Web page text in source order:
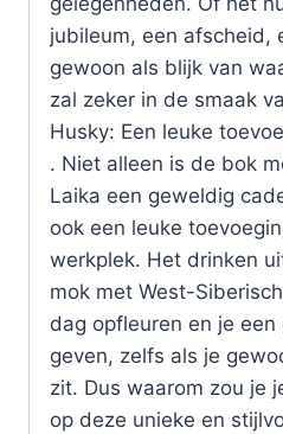
jubileum, een afscheid,
gewoon als blijk van
zal zeker in de smaak
Husky: Een leuke
. Niet alleen is de bok
Laika een geweldig
ook een leuke
werkplek. Het drinken
mok met West-
dag opfleuren en je
geven, zelfs als je
zit. Dus waarom zou je
op deze unieke en